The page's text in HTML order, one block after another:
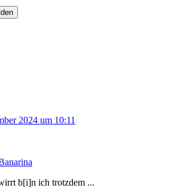
2024 um 10:11
b[i]n ich trotzdem ...